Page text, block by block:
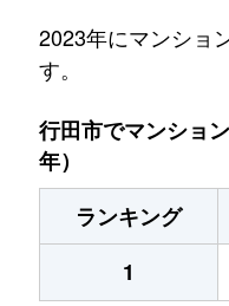
2023年にマンショ
す。
行田市でマンショ
年）
ランキング
1